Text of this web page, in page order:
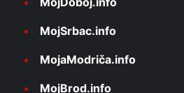
MojSrbac.info
MojaModriča.info
MojBrod.info